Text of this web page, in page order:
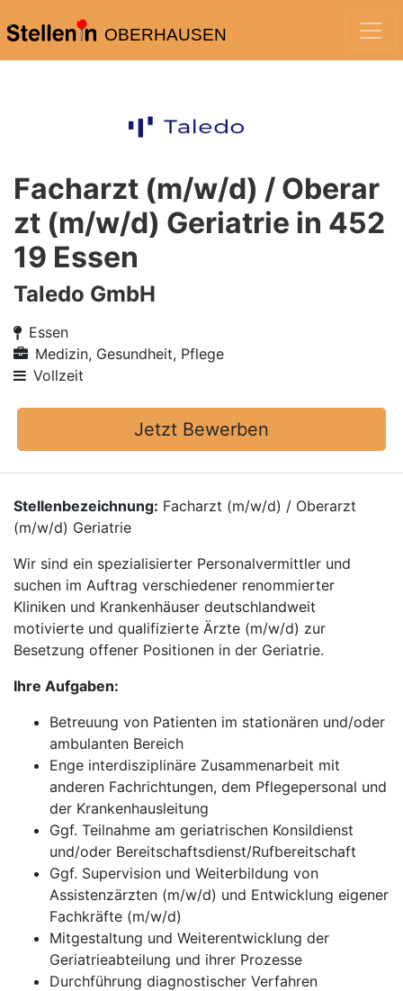
OBERHAUSEN
Facharzt (m/w/d) / Oberar
zt (m/w/d) Geriatrie in 452
19 Essen
Taledo GmbH
Essen
Medizin, Gesundheit, Pflege
Vollzeit
Jetzt Bewerben
Stellenbezeichnung: Facharzt (m/w/d) / Oberarzt
(m/w/d) Geriatrie
Wir sind ein spezialisierter Personalvermittler und
suchen im Auftrag verschiedener renommierter
Kliniken und Krankenhäuser deutschlandweit
motivierte und qualifizierte Ärzte (m/w/d) zur
Besetzung offener Positionen in der Geriatrie.
Ihre Aufgaben:
Betreuung von Patienten im stationären und/oder
ambulanten Bereich
Enge interdisziplinäre Zusammenarbeit mit
anderen Fachrichtungen, dem Pflegepersonal und
der Krankenhausleitung
Ggf. Teilnahme am geriatrischen Konsildienst
und/oder Bereitschaftsdienst/Rufbereitschaft
Ggf. Supervision und Weiterbildung von
Assistenzärzten (m/w/d) und Entwicklung eigener
Fachkräfte (m/w/d)
Mitgestaltung und Weiterentwicklung der
Geriatrieabteilung und ihrer Prozesse
Durchführung diagnostischer Verfahren